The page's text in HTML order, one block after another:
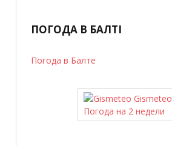
ПОГОДА В БАЛТІ
Погода в Балте
Gismeteo
Погода на 2 недели